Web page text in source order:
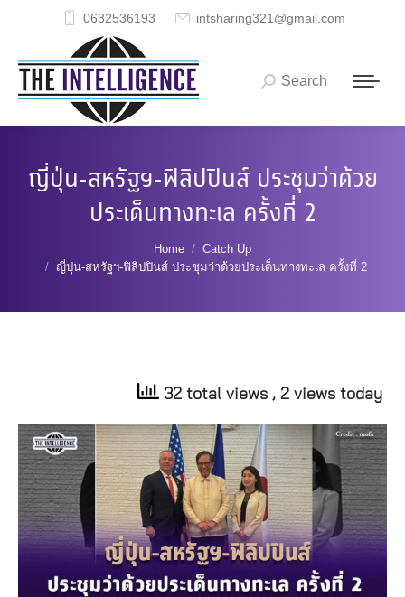
0632536193 intsharing321@gmail.com
Search:
Search
ญี่ปุ่น-สหรัฐฯ-ฟิลิปปินส์ ประชุมว่าด้วย
ประเด็นทางทะเล ครั้งที่ 2
Home
Catch Up
ญี่ปุ่น-สหรัฐฯ-ฟิลิปปินส์ ประชุมว่าด้วยประเด็นทางทะเล ครั้งที่ 2
32 total views , 2 views today